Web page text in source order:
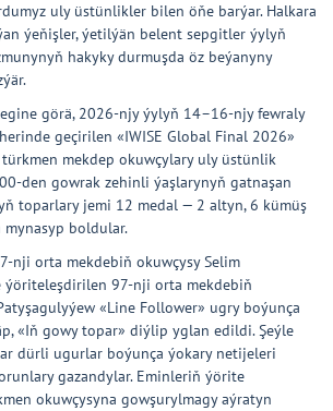
uly üstünlikler bilen öňe barýar. Halkara
ýeňişler, ýetilýän belent sepgitler ýylyň
hakyky durmuşda öz beýanyny
görä, 2026-njy ýylyň 14–16-njy fewraly
geçirilen «IWISE Global Final 2026»
mekdep okuwçylary uly üstünlik
den gowrak zehinli ýaşlarynyň gatnaşan
toparlary jemi 12 medal — 2 altyn, 6 kümüş
boldular.
nji orta mekdebiň okuwçysy Selim
ýöriteleşdirilen 97-nji orta mekdebiň
«Line Follower» ugry boýunça
«Iň gowy topar» diýlip yglan edildi. Şeýle
dürli ugurlar boýunça ýokary netijeleri
gazandylar. Eminleriň ýörite
okuwçysyna gowşurylmagy aýratyn